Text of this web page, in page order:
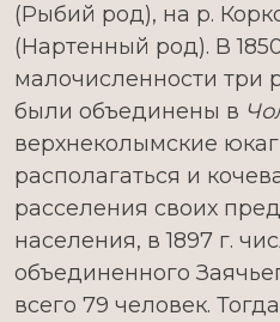
(Рыбий род), на р.
(Нартенный род). В
малочисленности три
были объединены в
верхнеколымские
располагаться и
расселения своих
населения, в 1897 г.
объединенного
всего 79 человек.